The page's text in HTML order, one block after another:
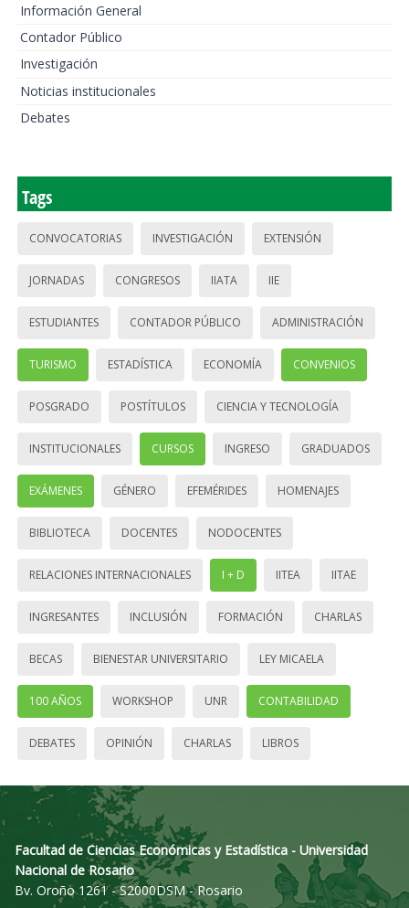
Información General
Contador Público
Investigación
Noticias institucionales
Debates
Tags
CONVOCATORIAS INVESTIGACIÓN EXTENSIÓN
JORNADAS CONGRESOS IIATA IIE
ESTUDIANTES CONTADOR PÚBLICO ADMINISTRACIÓN
TURISMO ESTADÍSTICA ECONOMÍA CONVENIOS
POSGRADO POSTÍTULOS CIENCIA Y TECNOLOGÍA
INSTITUCIONALES CURSOS INGRESO GRADUADOS
EXÁMENES GÉNERO EFEMÉRIDES HOMENAJES
BIBLIOTECA DOCENTES NODOCENTES
RELACIONES INTERNACIONALES I + D IITEA IITAE
INGRESANTES INCLUSIÓN FORMACIÓN CHARLAS
BECAS BIENESTAR UNIVERSITARIO LEY MICAELA
100 AÑOS WORKSHOP UNR CONTABILIDAD
DEBATES OPINIÓN CHARLAS LIBROS
Facultad de Ciencias Económicas y Estadística - Universidad
Nacional de Rosario
Bv. Oroño 1261 - S2000DSM - Rosario